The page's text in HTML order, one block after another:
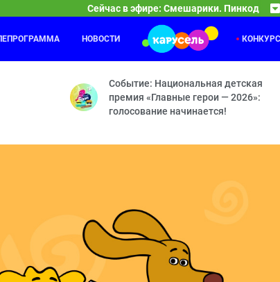
Сейчас в эфире: Смешарики. Пинкод
миров — Космические жмурки — Тайна сгоревшей
Что, зачем и почему?
В 2025 году телеканалу «Карусель»
НОВОСТИ
Событие: Национальная детская
премия «Главные герои — 2026»:
голосование начинается!